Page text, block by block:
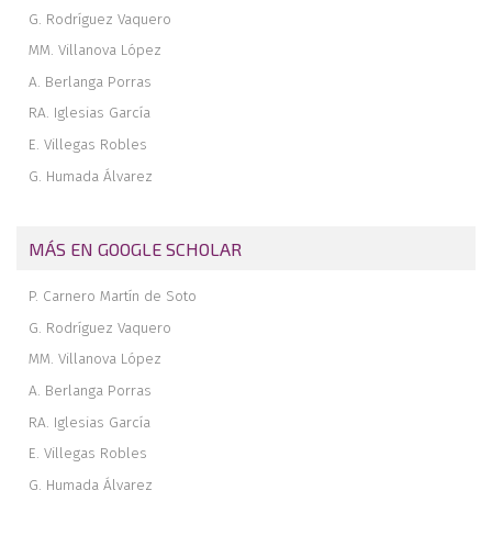
G. Rodríguez Vaquero
MM. Villanova López
A. Berlanga Porras
RA. Iglesias García
E. Villegas Robles
G. Humada Álvarez
MÁS EN GOOGLE SCHOLAR
P. Carnero Martín de Soto
G. Rodríguez Vaquero
MM. Villanova López
A. Berlanga Porras
RA. Iglesias García
E. Villegas Robles
G. Humada Álvarez